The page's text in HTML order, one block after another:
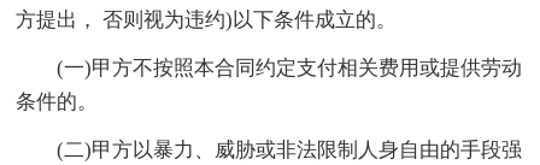
方提出， 否则视为违约)以下条件成立的。
(一)甲方不按照本合同约定支付相关费用或提供劳动
条件的。
(二)甲方以暴力、威胁或非法限制人身自由的手段强